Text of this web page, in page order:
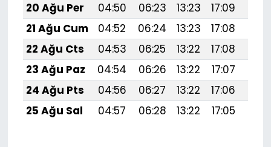
20 Ağu Per
04:50 06:23 13:23 17:09
21 Ağu Cum
04:52 06:24 13:23 17:08
22 Ağu Cts
04:53 06:25 13:22 17:08
23 Ağu Paz
04:54 06:26 13:22 17:07
24 Ağu Pts
04:56 06:27 13:22 17:06
25 Ağu Sal
04:57 06:28 13:22 17:05